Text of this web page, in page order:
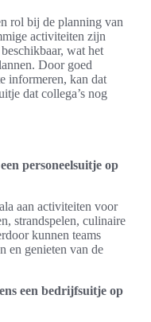
rol bij de planning van
activiteiten zijn
wat het
Door goed
informeren, kan dat
dat collega’s nog
personeelsuitje op
aan activiteiten voor
strandspelen, culinaire
kunnen teams
en genieten van de
een bedrijfsuitje op